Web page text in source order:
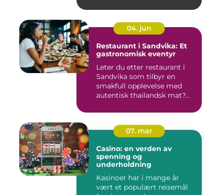
04. jun
Restaurant i Sandvika: Et
gastronomisk eventyr
Leter du etter restaurant i
Sandvika som tilbyr en
smakfull opplevelse med
autentisk thailandsk mat?...
07. mar
Casino: en verden av
spenning og
underholdning
Kasinoer har i mange år
vært et populært reisemål